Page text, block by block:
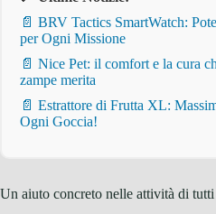
📄 BRV Tactics SmartWatch:
per Ogni Missione
📄 Nice Pet: il comfort e la cura
zampe merita
📄 Estrattore di Frutta XL:
Ogni Goccia!
Un aiuto concreto nelle attività di